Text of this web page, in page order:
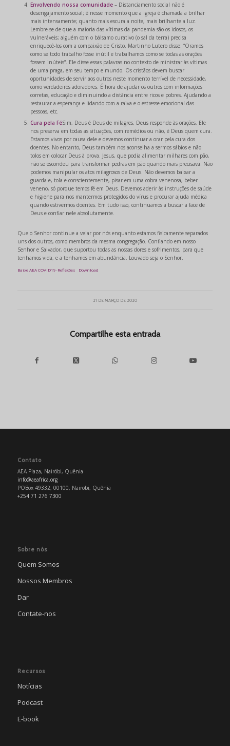
Envolvendo nossa comunidade – Distanciamento social não é
desengajamento social; é nesse momento que a igreja é chamada a brilhar
mais intensamente; quanto mais escura a noite, mais brilhante a luz.
Lembre-se de que a maioria das vítimas da pandemia são os idosos, os
vulneráveis; alguém com o bálsamo curativo (o sal da terra) precisa
enriquecê-los com a compaixão de Cristo. Martinho Lutero disse: “Oramos
como se todo trabalho fosse inútil e trabalhamos como se todas as orações
fossem inúteis”. Ele disse essas palavras no contexto de ministrar às vítimas
de uma praga, em seu tempo e mundo. Os cristãos devem buscar
oportunidades de servir aos outros neste momento terrível de necessidade,
como verdadeiros adoradores. É hora de ajudar os outros com informações
corretas, educação e diminuindo a distância entre ricos e pobres. Ajudando a
restaurar a esperança e lidando com a raiva e o estresse emocional das
pessoas, etc.
Cura pela FéSim, Deus é Deus de milagres, Deus responde às orações, Ele
nos preserva em todas as situações, com remédios ou não, é Deus quem cura.
Estamos vivos por causa dele e devemos continuar a orar pela cura dos
doentes. No entanto, Deus também nos aconselha a sermos sábios e não
tolos em colocar Deus à prova. Jesus, que podia alimentar milhares com pão,
não se escondeu para transformar pedras em pão quando mais precisava. Não
podemos manipular os atos milagrosos de Deus. Não devemos baixar a
guarda e, tola e conscientemente, pisar em uma cobra venenosa, beber
veneno, só porque temos fé em Deus. Devemos aderir às instruções de saúde
e higiene para nos mantermos protegidos do vírus e procurar ajuda médica
quando estivermos doentes. Em tudo isso, continuamos a buscar a face de
Deus e confiar nele absolutamente.
Que o Senhor continue a velar por nós enquanto estamos fisicamente separados
uns dos outros, como membros da mesma congregação. Confiando em nosso
Senhor e Salvador, que suportou todas as nossas dores e sofrimentos, para que
tenhamos vida, e a tenhamos em abundância. Louvado seja o Senhor.
Baixe AEA COVID19-Reflexões Download
21 DE MARÇO DE 2020
Compartilhe esta entrada
Contato
AEA Plaza, Nairóbi, Quênia
info@aeafrica.org
POBox 49332, 00100, Nairobi, Quênia
+254 71 276 7300
Sobre nós
Quem Somos
Nossos Membros
Dar
Contate-nos
Recursos
Notícias
Podcast
E-book